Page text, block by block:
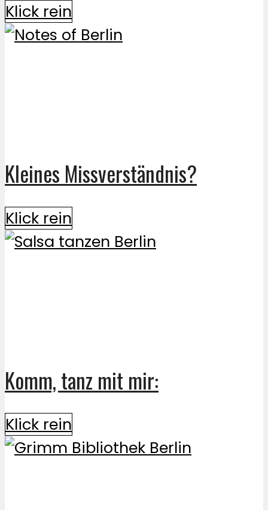
Klick rein
Kleines Missverständnis?
Klick rein
Komm, tanz mit mir:
Klick rein